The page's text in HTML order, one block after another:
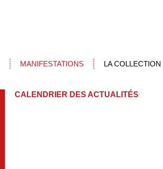
MANIFESTATIONS LA COLLECTION
CALENDRIER DES ACTUALITÉS